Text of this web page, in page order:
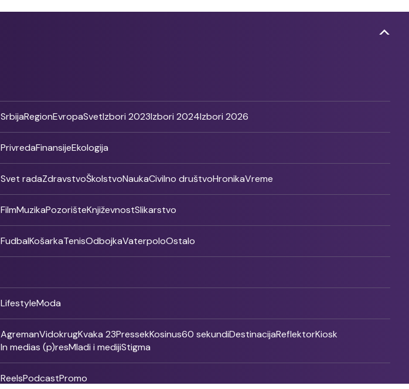
SrbijaRegionEvropaSvetIzbori 2023Izbori 2024Izbori 2026
PrivredaFinansijeEkologija
Svet radaZdravstvoŠkolstvoNaukaCivilno društvoHronikaVreme
FilmMuzikaPozorišteKnjiževnostSlikarstvo
FudbalKošarkaTenisOdbojkaVaterpoloOstalo
LifestyleModa
AgremanVidokrugKvaka 23PressekKosinus60 sekundiDestinacijaReflektorKiosk
In medias (p)resMladi i medijiStigma
ReelsPodcastPromo